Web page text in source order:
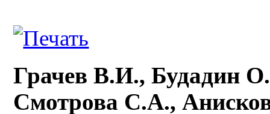
Грачев В.И., Будадин
Смотрова С.А.,